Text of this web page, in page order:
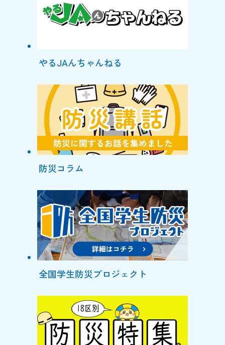
やるJAんちゃんねる
防災コラム
全国学生防災プロジェクト